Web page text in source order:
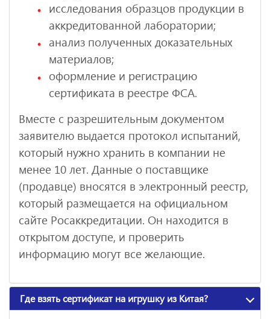
исследования образцов продукции в
аккредитованной лаборатории;
анализ полученных доказательных
материалов;
оформление и регистрацию
сертификата в реестре ФСА.
Вместе с разрешительным документом
заявителю выдается протокол испытаний,
который нужно хранить в компании не
менее 10 лет. Данные о поставщике
(продавце) вносятся в электронный реестр,
который размещается на официальном
сайте Росаккредитации. Он находится в
открытом доступе, и проверить
информацию могут все желающие.
Где взять сертификат на игрушку из Китая?